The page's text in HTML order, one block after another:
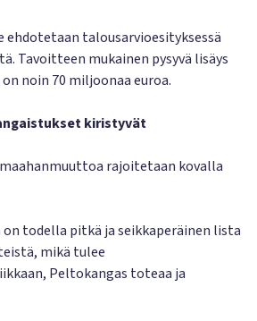
ehdotetaan talousarvioesityksessä
Tavoitteen mukainen pysyvä lisäys
noin 70 miljoonaa euroa.
kiristyvät
rajoitetaan kovalla
todella pitkä ja seikkaperäinen lista
mikä tulee
Peltokangas toteaa ja